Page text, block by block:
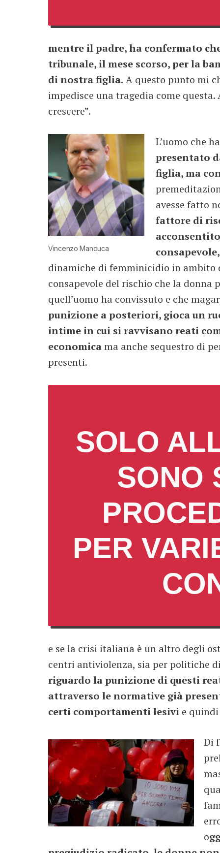
mentre il padre, ha confermato
tribunale, il mese scorso, per la
di nostra figlia. A questo punto mi
impedisce una tragedia come
crescere”.
Vincenzo Manduca
L’uomo che
presentato
figlia, ma
avesse fatto
fattore di
dinamiche di femminicidio in ambito
consapevole del rischio che la donna
quell’uomo ha convissuto e che
punizione a posteriori, gioca un
intime in cui si ravvisano reati
economicama anche sequestro di
presenti.
SOLO
SONO
PER
e se la crisi italiana è un altro degli
centri antiviolenza, sia per politiche
riguardo la punizione di questi
attraverso le normative già
certi comportamenti lesivi e
Di
o